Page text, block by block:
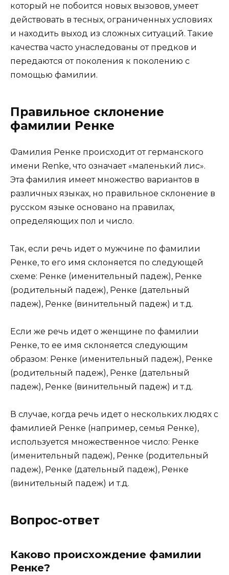
который не побоится новых вызовов, умеет
действовать в тесных, ограниченных условиях
и находить выход из сложных ситуаций. Такие
качества часто унаследованы от предков и
передаются от поколения к поколению с
помощью фамилии.
Правильное склонение
фамилии Ренке
Фамилия Ренке происходит от германского
имени Renke, что означает «маленький лис».
Эта фамилия имеет множество вариантов в
различных языках, но правильное склонение в
русском языке основано на правилах,
определяющих пол и число.
Так, если речь идет о мужчине по фамилии
Ренке, то его имя склоняется по следующей
схеме: Ренке (именительный падеж), Ренке
(родительный падеж), Ренке (дательный
падеж), Ренке (винительный падеж) и т.д.
Если же речь идет о женщине по фамилии
Ренке, то ее имя склоняется следующим
образом: Ренке (именительный падеж), Ренке
(родительный падеж), Ренке (дательный
падеж), Ренке (винительный падеж) и т.д.
В случае, когда речь идет о нескольких людях с
фамилией Ренке (например, семья Ренке),
используется множественное число: Ренке
(именительный падеж), Ренке (родительный
падеж), Ренке (дательный падеж), Ренке
(винительный падеж) и т.д.
Вопрос-ответ
Каково происхождение фамилии
Ренке?